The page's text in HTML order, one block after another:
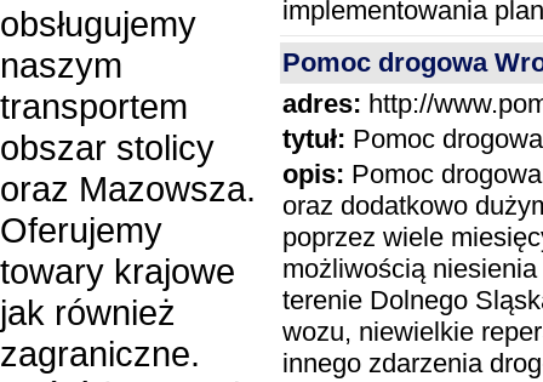
implementowania
Pomoc drogowa
adres: http://
tytuł: Pomoc
opis: Pomoc
oraz dodatkowo
poprzez wiele
możliwością
terenie Dolnego
wozu, niewielkie
innego zdarzenia
obsługujemy
naszym
transportem
obszar stolicy
oraz Mazowsza.
Oferujemy
towary krajowe
jak również
zagraniczne.